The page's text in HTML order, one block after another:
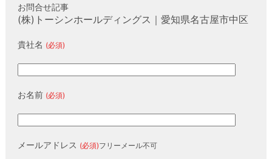
お問合せ記事
(株)トーシンホールディングス｜愛知県名古屋市中区
貴社名 (必須)
お名前 (必須)
メールアドレス (必須)フリーメール不可